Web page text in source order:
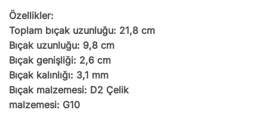
Özellikler:
Toplam bıçak uzunluğu: 21,8 cm
Bıçak uzunluğu: 9,8 cm
Bıçak genişliği: 2,6 cm
Bıçak kalınlığı: 3,1 mm
Bıçak malzemesi: D2 Çelik
malzemesi: G10